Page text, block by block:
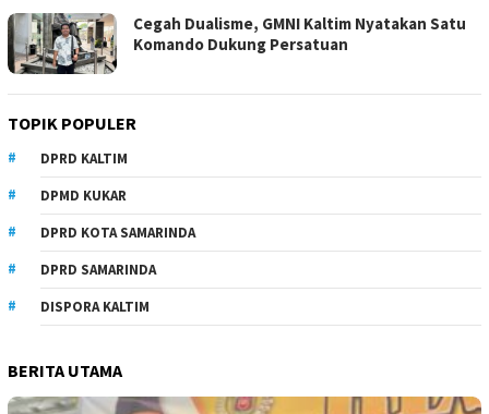
Cegah Dualisme, GMNI Kaltim Nyatakan Satu
Komando Dukung Persatuan
TOPIK POPULER
DPRD KALTIM
DPMD KUKAR
DPRD KOTA SAMARINDA
DPRD SAMARINDA
DISPORA KALTIM
BERITA UTAMA